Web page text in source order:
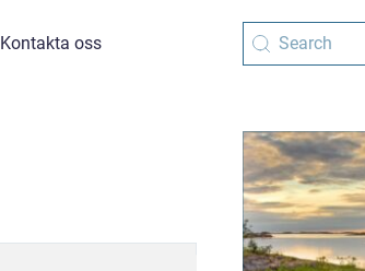
Kontakta oss